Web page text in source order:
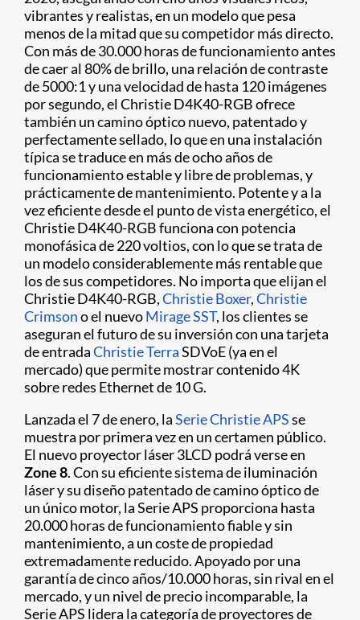
vibrantes y realistas, en un modelo que pesa
menos de la mitad que su competidor más directo.
Con más de 30.000 horas de funcionamiento antes
de caer al 80% de brillo, una relación de contraste
de 5000:1 y una velocidad de hasta 120 imágenes
por segundo, el Christie D4K40-RGB ofrece
también un camino óptico nuevo, patentado y
perfectamente sellado, lo que en una instalación
típica se traduce en más de ocho años de
funcionamiento estable y libre de problemas, y
prácticamente de mantenimiento. Potente y a la
vez eficiente desde el punto de vista energético, el
Christie D4K40-RGB funciona con potencia
monofásica de 220 voltios, con lo que se trata de
un modelo considerablemente más rentable que
los de sus competidores. No importa que elijan el
Christie D4K40-RGB,Christie Boxer,Christie
Crimsono el nuevoMirage SST, los clientes se
aseguran el futuro de su inversión con una tarjeta
de entradaChristie TerraSDVoE (ya en el
mercado) que permite mostrar contenido 4K
sobre redes Ethernet de 10 G.
Lanzada el 7 de enero, laSerie Christie APSse
muestra por primera vez en un certamen público.
El nuevo proyector láser 3LCD podrá verse en
Zone 8. Con su eficiente sistema de iluminación
láser y su diseño patentado de camino óptico de
un único motor, la Serie APS proporciona hasta
20.000 horas de funcionamiento fiable y sin
mantenimiento, a un coste de propiedad
extremadamente reducido. Apoyado por una
garantía de cinco años/10.000 horas, sin rival en el
mercado, y un nivel de precio incomparable, la
Serie APS lidera la categoría de proyectores de